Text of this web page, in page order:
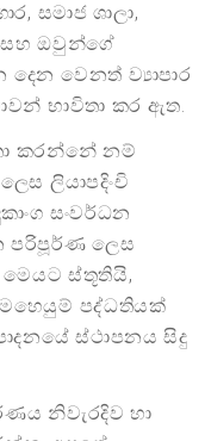
සමාජ ශාලා,
සහ ඔවුන්ගේ
දෙන වෙනත් ව්‍යාපාර
භාවිතා කර ඇත.
කරන්නේ නම්
ලියාපදිංචි
සංවර්ධන
ලෙස
මෙයට ස්තූතියි,
පද්ධතියක්
ස්ථාපනය සිදු
නිවැරදිව හා